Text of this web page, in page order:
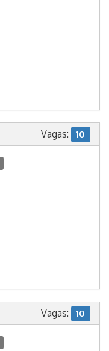
Vagas: 10
Vagas: 10